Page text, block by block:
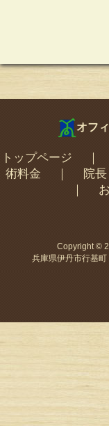
オフ
トップページ
術料金
院
Copyright ©
兵庫県伊丹市行基